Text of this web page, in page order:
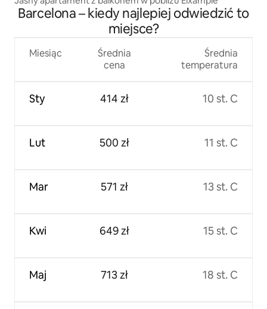
Barcelona – kiedy najlepiej odwiedzić to
miejsce?
Miesiąc
Sty
Lut
Mar
Kwi
Maj
Średnia
cena
414 zł
500 zł
571 zł
649 zł
713 zł
Średnia
temperatura
10 st. C
11 st. C
13 st. C
15 st. C
18 st. C